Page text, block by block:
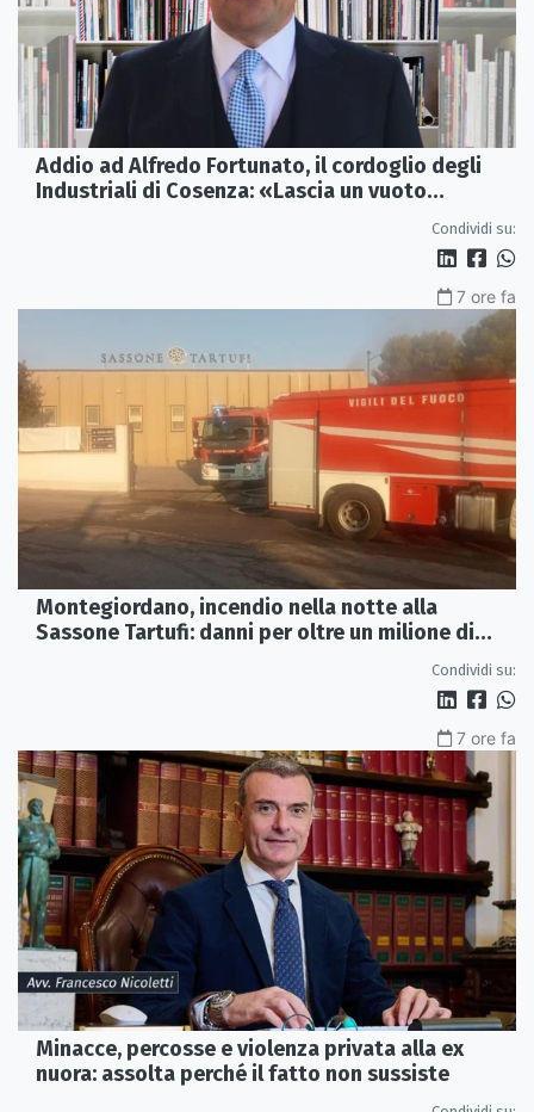
Addio ad Alfredo Fortunato, il cordoglio degli
Industriali di Cosenza: «Lascia un vuoto
Condividi su:
7 ore fa
Montegiordano, incendio nella notte alla
Sassone Tartufi: danni per oltre un milione di
Condividi su:
7 ore fa
Minacce, percosse e violenza privata alla ex
nuora: assolta perché il fatto non sussiste